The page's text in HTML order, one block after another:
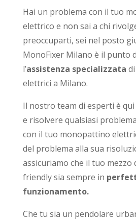
Hai un problema con il tuo
elettrico e non sai a chi
preoccuparti, sei nel posto
MonoFixer Milano è il punto
l’assistenza specializzata
elettrici a Milano.
Il nostro team di esperti è
e risolvere qualsiasi
con il tuo monopattino
del problema alla sua
assicuriamo che il tuo
friendly sia sempre in
funzionamento.
Che tu sia un pendolare